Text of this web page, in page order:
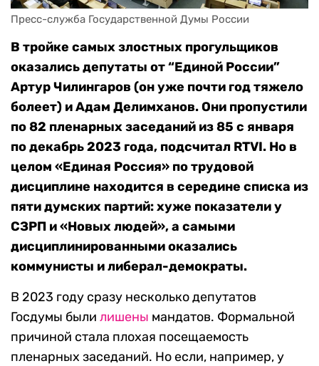
Пресс-служба Государственной Думы России
В тройке самых злостных прогульщиков
оказались депутаты от “Единой России”
Артур Чилингаров (он уже почти год тяжело
болеет) и Адам Делимханов. Они пропустили
по 82 пленарных заседаний из 85 с января
по декабрь 2023 года, подсчитал RTVI. Но в
целом «Единая Россия» по трудовой
дисциплине находится в середине списка из
пяти думских партий: хуже показатели у
СЗРП и «Новых людей», а самыми
дисциплинированными оказались
коммунисты и либерал-демократы.
В 2023 году сразу несколько депутатов
Госдумы были лишены мандатов. Формальной
причиной стала плохая посещаемость
пленарных заседаний. Но если, например, у